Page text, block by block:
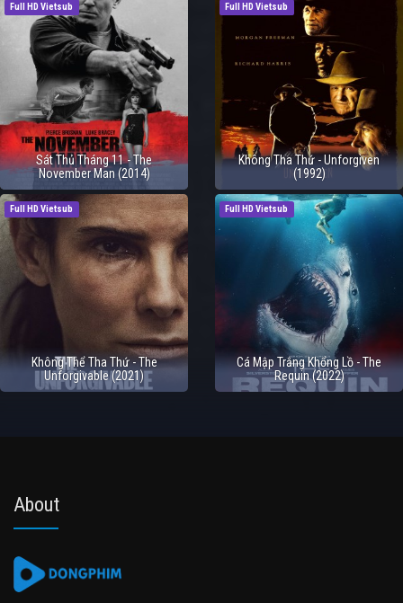
Full HD Vietsub
Sát Thủ Tháng 11 - The
November Man (2014)
Full HD Vietsub
Không Tha Thứ - Unforgiven
(1992)
Full HD Vietsub
Không Thể Tha Thứ - The
Unforgivable (2021)
Full HD Vietsub
Cá Mập Trắng Khổng Lồ - The
Requin (2022)
About